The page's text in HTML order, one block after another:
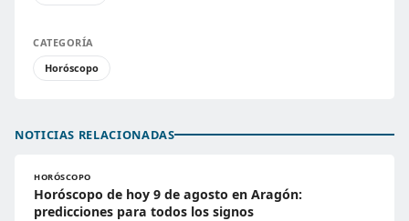
CATEGORÍA
Horóscopo
NOTICIAS RELACIONADAS
HORÓSCOPO
Horóscopo de hoy 9 de agosto en Aragón:
predicciones para todos los signos